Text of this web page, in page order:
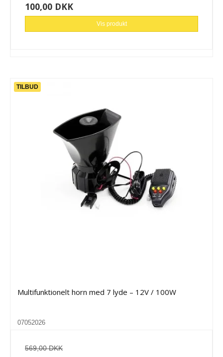
100,00 DKK
Vis produkt
TILBUD
Multifunktionelt horn med 7 lyde – 12V / 100W
07052026
569,00 DKK